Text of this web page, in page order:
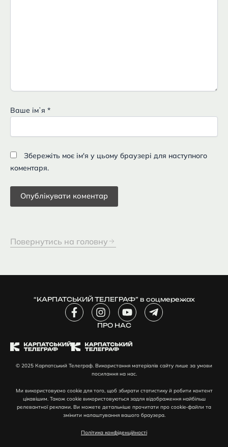
Ваше імʼя *
Збережіть моє ім'я у цьому браузері для наступного
коментаря.
Повернутись на головну
“КАРПАТСЬКИЙ ТЕЛЕГРАФ” в соцмережах
F
a
b
o
-
f
I
n
s
a
r
a
m
Y
o
u
u
e
T
e
a
-
p
l
a
ПРО НАС
© 2025 Карпатський Телеграф. Використання матеріалів сайту лише за умови
посилання на нас.
Ми використовуємо cookie для того, щоб збирати статистику й робити контент
цікавішим. Також cookie використовуються задля відображення найбільш
релевантної реклами. Ви можете детальніше прочитати про cookie-файли та
змінити налаштування вашого браузера.
Політика конфіденційності